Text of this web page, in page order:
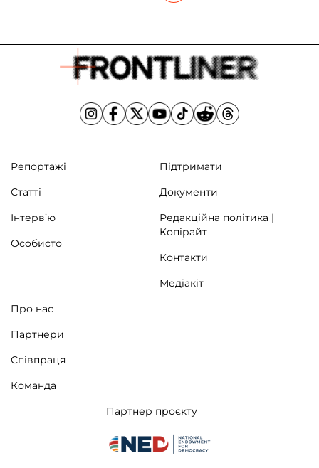
Репортажі
Статті
Інтерв’ю
Особисто
Підтримати
Документи
Редакційна політика |
Копірайт
Контакти
Медіакіт
Про нас
Партнери
Співпраця
Команда
Партнер проєкту